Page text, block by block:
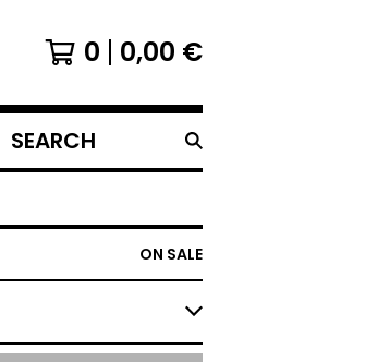
0 0,00 €
SEARCH
PRODUCTS
ON SALE